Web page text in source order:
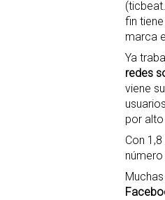
fin
marca
Ya
redes
viene
por
Con